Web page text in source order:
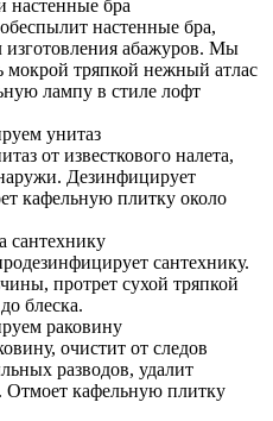
настенные бра
настенные бра,
изготовления абажуров. Мы
мокрой тряпкой нежный атлас
лампу в стиле лофт
унитаз
от известкового налета,
Дезинфицирует
кафельную плитку около
сантехнику
сантехнику.
протрет сухой тряпкой
блеска.
раковину
очистит от следов
разводов, удалит
Отмоет кафельную плитку